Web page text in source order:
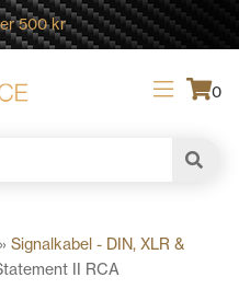
500 kr
0
» Signalkabel - DIN, XLR &
II RCA